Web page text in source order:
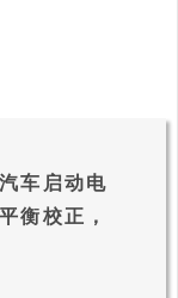
车启动电
衡校正，